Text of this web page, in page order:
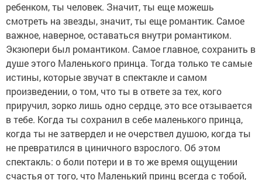
ребенком, ты человек. Значит, ты еще можешь
смотреть на звезды, значит, ты еще романтик. Самое
важное, наверное, оставаться внутри романтиком.
Экзюпери был романтиком. Самое главное, сохранить в
душе этого Маленького принца. Тогда только те самые
истины, которые звучат в спектакле и самом
произведении, о том, что ты в ответе за тех, кого
приручил, зорко лишь одно сердце, это все отзывается
в тебе. Когда ты сохранил в себе маленького принца,
когда ты не затвердел и не очерствел душою, когда ты
не превратился в циничного взрослого. Об этом
спектакль: о боли потери и в то же время ощущении
счастья от того, что Маленький принц всегда с тобой,